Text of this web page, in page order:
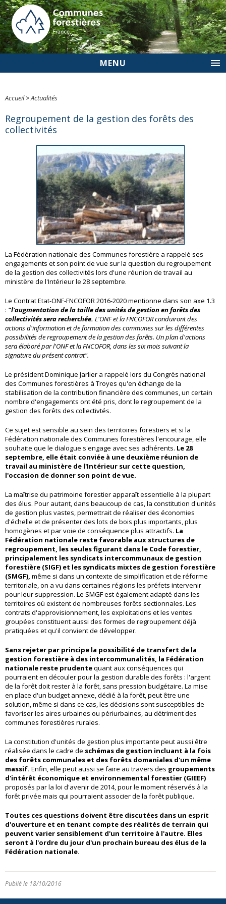
MENU
Accueil>Actualités
Regroupement de la gestion des forêts des
collectivités
La Fédération nationale des Communes forestière a rappelé ses
engagements et son point de vue sur la question du regroupement
de la gestion des collectivités lors d'une réunion de travail au
ministère de l'Intérieur le 28 septembre.
Le Contrat Etat-ONF-FNCOFOR 2016-2020 mentionne dans son axe 1.3
: "l'augmentation de la taille des unités de gestion en forêts des
collectivités sera recherchée. L'ONF et la FNCOFOR conduiront des
actions d'information et de formation des communes sur les différentes
possibilités de regroupement de la gestion des forêts. Un plan d'actions
sera élaboré par l'ONF et la FNCOFOR, dans les six mois suivant la
signature du présent contrat".
Le président Dominique Jarlier a rappelé lors du Congrès national
des Communes forestières à Troyes qu'en échange de la
stabilisation de la contribution financière des communes, un certain
nombre d'engagements ont été pris, dont le regroupement de la
gestion des forêts des collectivtés.
Ce sujet est sensible au sein des territoires forestiers et si la
Fédération nationale des Communes forestières l'encourage, elle
souhaite que le dialogue s'engage avec ses adhérents. Le 28
septembre, elle était conviée à une deuxième réunion de
travail au ministère de l'Intérieur sur cette question,
l'occasion de donner son point de vue.
La maîtrise du patrimoine forestier apparaît essentielle à la plupart
des élus. Pour autant, dans beaucoup de cas, la constitution d'unités
de gestion plus vastes, permettrait de réaliser des économies
d'échelle et de présenter des lots de bois plus importants, plus
homogènes et par voie de conséquence plus attractifs. La
Fédération nationale reste favorable aux structures de
regroupement, les seules figurant dans le Code forestier,
principalement les syndicats intercommunaux de gestion
forestière (SIGF) et les syndicats mixtes de gestion forestière
(SMGF), même si dans un contexte de simplification et de réforme
territoriale, on a vu dans certaines régions les préfets intervenir
pour leur suppression. Le SMGF est également adapté dans les
territoires où existent de nombreuses forêts sectionnales. Les
contrats d'approvisionnement, les exploitations et les ventes
groupées constituent aussi des formes de regroupement déjà
pratiquées et qu'il convient de développer.
Sans rejeter par principe la possibilité de transfert de la
gestion forestière à des intercommunalités, la Fédération
nationale reste prudentequant aux conséquences qui
pourraient en découler pour la gestion durable des forêts : l'argent
de la forêt doit rester à la forêt, sans pression budgétaire. La mise
en place d'un budget annexe, dédié à la forêt, peut être une
solution, même si dans ce cas, les décisions sont susceptibles de
favoriser les aires urbaines ou périurbaines, au détriment des
communes forestières rurales.
La constitution d'unités de gestion plus importante peut aussi être
réalisée dans le cadre de schémas de gestion incluant à la fois
des forêts communales et des forêts domaniales d'un même
massif. Enfin, elle peut aussi se faire au travers des groupements
d'intérêt économique et environnemental forestier (GIEEF)
proposés par la loi d'avenir de 2014, pour le moment réservés à la
forêt privée mais qui pourraient associer de la forêt publique.
Toutes ces questions doivent être discutées dans un esprit
d'ouverture et en tenant compte des réalités de terrain qui
peuvent varier sensiblement d'un territoire à l'autre. Elles
seront à l'ordre du jour d'un prochain bureau des élus de la
Fédération nationale.
Publié le 18/10/2016